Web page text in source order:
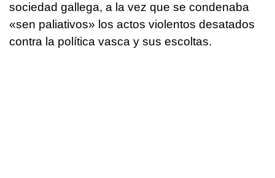
sociedad gallega, a la vez que se condenaba
«sen paliativos» los actos violentos desatados
contra la política vasca y sus escoltas.